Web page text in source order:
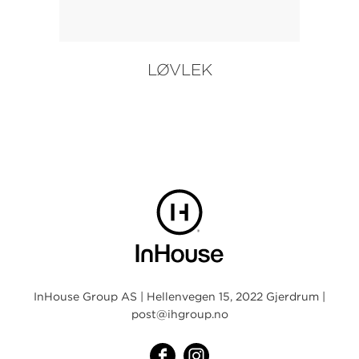
LØVLEK
InHouse Group AS | Hellenvegen 15, 2022 Gjerdrum |
post@ihgroup.no